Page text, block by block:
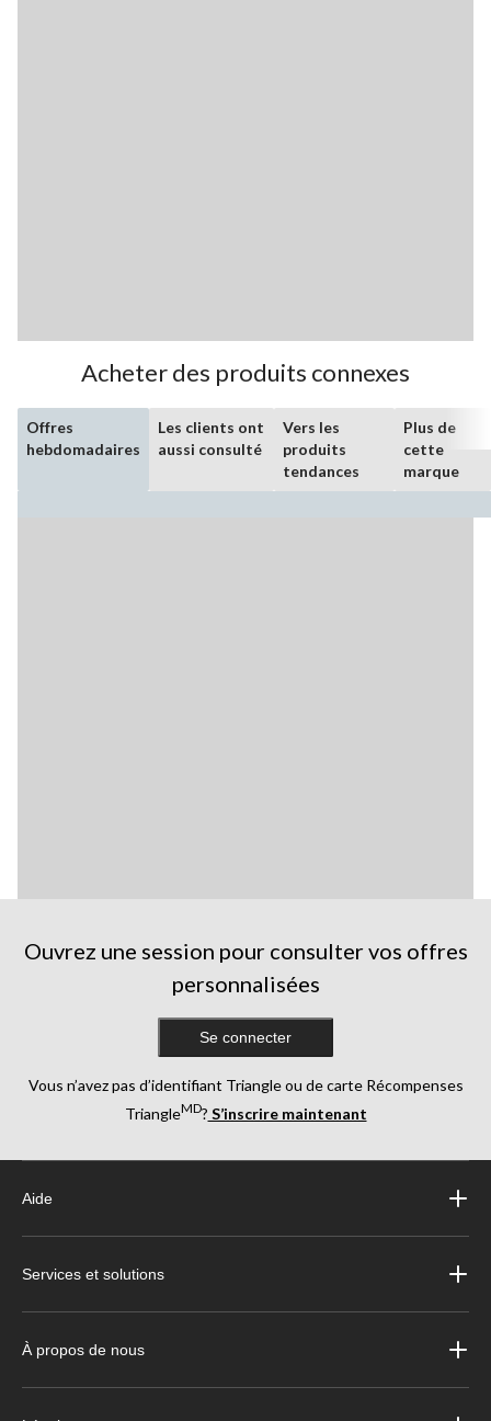
Acheter des produits connexes
Offres
hebdomadaires
Les clients ont
aussi consulté
Vers les
produits
tendances
Plus de
cette
marque
Ouvrez une session pour consulter vos offres
personnalisées
Se connecter
Vous n’avez pas d’identifiant Triangle ou de carte Récompenses
TriangleMD? S’inscrire maintenant
Aide
Services et solutions
À propos de nous